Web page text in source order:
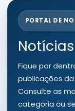
PORTAL DE
Notícias
Fique por
publicações da
Consulte as
categoria ou